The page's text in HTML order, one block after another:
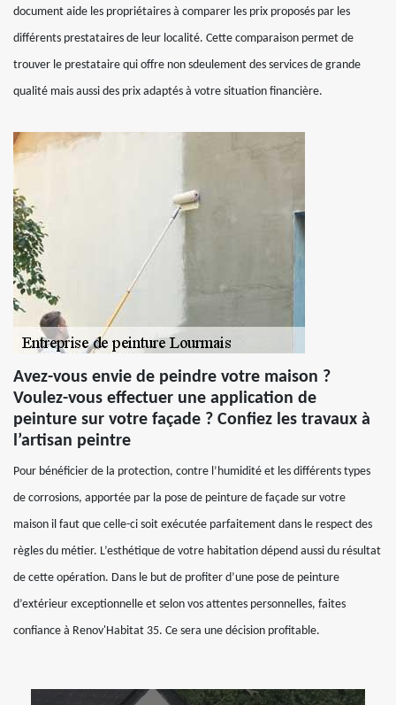
document aide les propriétaires à comparer les prix proposés par les
différents prestataires de leur localité. Cette comparaison permet de
trouver le prestataire qui offre non sdeulement des services de grande
qualité mais aussi des prix adaptés à votre situation financière.
Avez-vous envie de peindre votre maison ?
Voulez-vous effectuer une application de
peinture sur votre façade ? Confiez les travaux à
l’artisan peintre
Pour bénéficier de la protection, contre l’humidité et les différents types
de corrosions, apportée par la pose de peinture de façade sur votre
maison il faut que celle-ci soit exécutée parfaitement dans le respect des
règles du métier. L’esthétique de votre habitation dépend aussi du résultat
de cette opération. Dans le but de profiter d’une pose de peinture
d’extérieur exceptionnelle et selon vos attentes personnelles, faites
confiance à Renov'Habitat 35. Ce sera une décision profitable.